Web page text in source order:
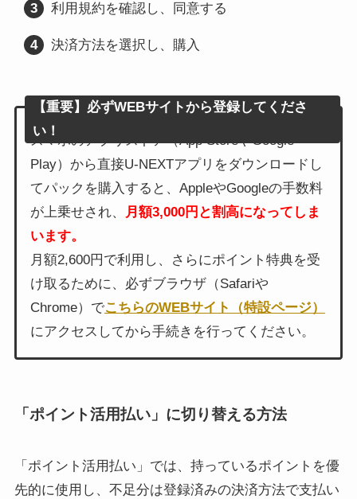
利用規約を確認し、同意する
決済方法を選択し、購入
【重要】必ずWEBサイトから登録してくださ
い！
スマホのアプリストア（App StoreやGoogle
Play）から直接U-NEXTアプリをダウンロードし
てパックを購入すると、AppleやGoogleの手数料
が上乗せされ、
月額3,000円と割高になってしま
います。
月額2,600円で利用し、さらにポイント特典を受
け取るために、必ずブラウザ（Safariや
Chrome）でこちらのWEBサイト（特設ページ）
にアクセスしてから手続きを行ってください。
「ポイント活用払い」に切り替える方法
「ポイント活用払い」では、持っているポイントを優
先的に使用し、不足分は登録済みの決済方法で支払い